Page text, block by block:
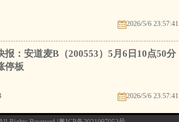
2026/5/6 23:57:41
报：安道麦B（200553）5月6日10点50分
停板
2026/5/6 23:57:41